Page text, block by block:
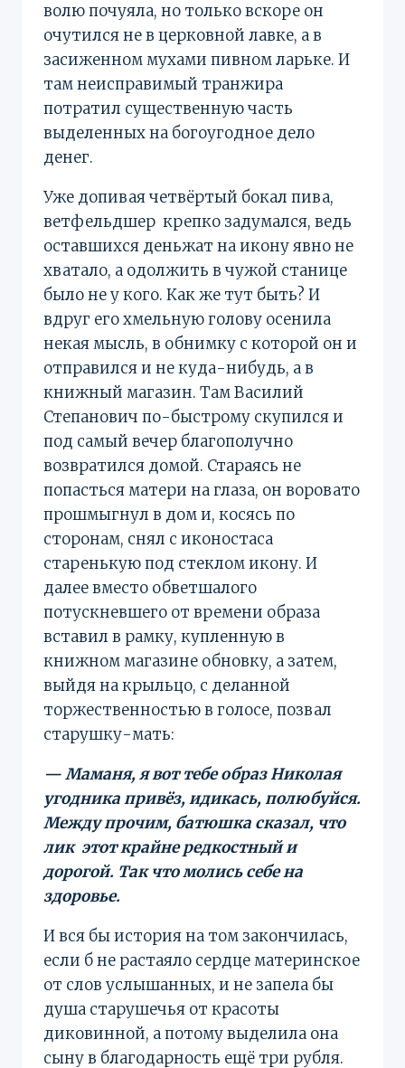
волю почуяла, но только вскоре он
очутился не в церковной лавке, а в
засиженном мухами пивном ларьке. И
там неисправимый транжира
потратил существенную часть
выделенных на богоугодное дело
денег.
Уже допивая четвёртый бокал пива,
ветфельдшер крепко задумался, ведь
оставшихся деньжат на икону явно не
хватало, а одолжить в чужой станице
было не у кого. Как же тут быть? И
вдруг его хмельную голову осенила
некая мысль, в обнимку с которой он и
отправился и не куда-нибудь, а в
книжный магазин. Там Василий
Степанович по-быстрому скупился и
под самый вечер благополучно
возвратился домой. Стараясь не
попасться матери на глаза, он воровато
прошмыгнул в дом и, косясь по
сторонам, снял с иконостаса
старенькую под стеклом икону. И
далее вместо обветшалого
потускневшего от времени образа
вставил в рамку, купленную в
книжном магазине обновку, а затем,
выйдя на крыльцо, с деланной
торжественностью в голосе, позвал
старушку-мать:
— Маманя, я вот тебе образ Николая
угодника привёз, идикась, полюбуйся.
Между прочим, батюшка сказал, что
лик этот крайне редкостный и
дорогой. Так что молись себе на
здоровье.
И вся бы история на том закончилась,
если б не растаяло сердце материнское
от слов услышанных, и не запела бы
душа старушечья от красоты
диковинной, а потому выделила она
сыну в благодарность ещё три рубля.